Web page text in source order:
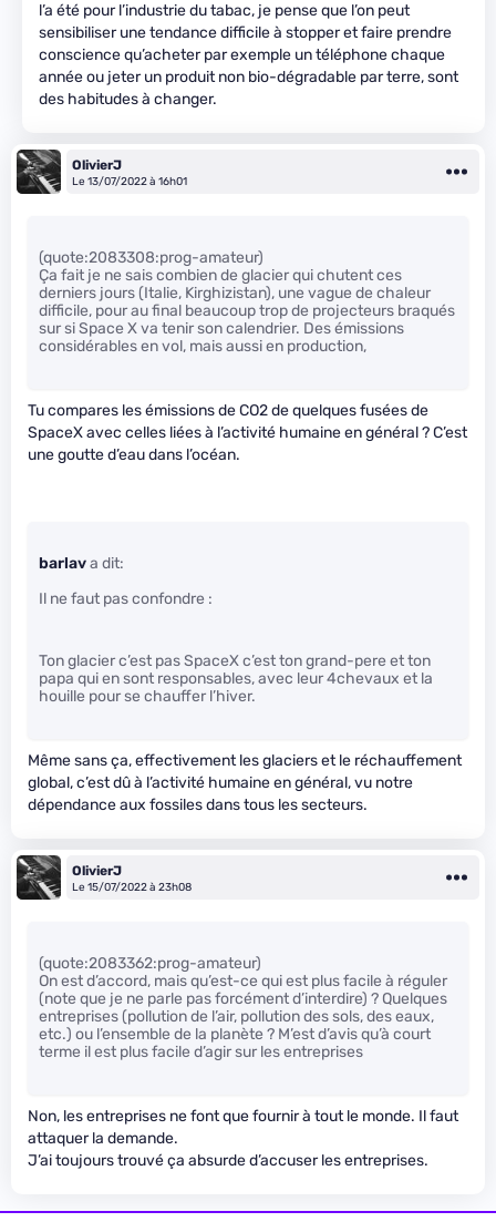
l’a été pour l’industrie du tabac, je pense que l’on peut
sensibiliser une tendance difficile à stopper et faire prendre
conscience qu’acheter par exemple un téléphone chaque
année ou jeter un produit non bio-dégradable par terre, sont
des habitudes à changer.
OlivierJ
Le 13/07/2022 à 16h01
(quote:2083308:prog-amateur)
Ça fait je ne sais combien de glacier qui chutent ces
derniers jours (Italie, Kirghizistan), une vague de chaleur
difficile, pour au final beaucoup trop de projecteurs braqués
sur si Space X va tenir son calendrier. Des émissions
considérables en vol, mais aussi en production,
Tu compares les émissions de CO2 de quelques fusées de
SpaceX avec celles liées à l’activité humaine en général ? C’est
une goutte d’eau dans l’océan.
barlava dit:
Il ne faut pas confondre :
Ton glacier c’est pas SpaceX c’est ton grand-pere et ton
papa qui en sont responsables, avec leur 4chevaux et la
houille pour se chauffer l’hiver.
Même sans ça, effectivement les glaciers et le réchauffement
global, c’est dû à l’activité humaine en général, vu notre
dépendance aux fossiles dans tous les secteurs.
OlivierJ
Le 15/07/2022 à 23h08
(quote:2083362:prog-amateur)
On est d’accord, mais qu’est-ce qui est plus facile à réguler
(note que je ne parle pas forcément d’interdire) ? Quelques
entreprises (pollution de l’air, pollution des sols, des eaux,
etc.) ou l’ensemble de la planète ? M’est d’avis qu’à court
terme il est plus facile d’agir sur les entreprises
Non, les entreprises ne font que fournir à tout le monde. Il faut
attaquer la demande.
J’ai toujours trouvé ça absurde d’accuser les entreprises.